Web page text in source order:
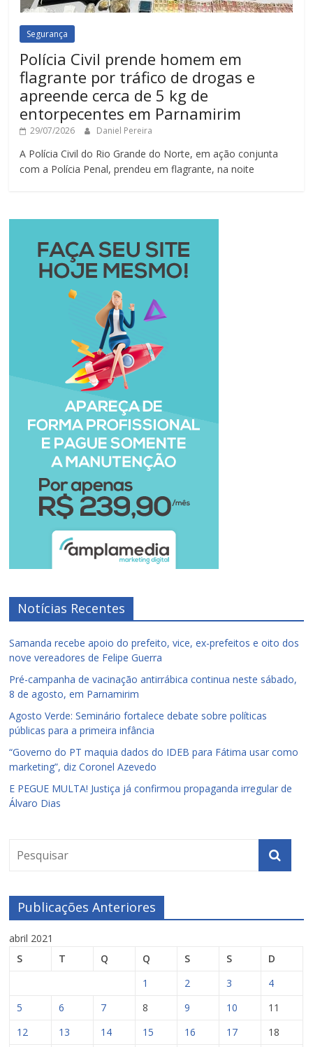
Segurança
Polícia Civil prende homem em
flagrante por tráfico de drogas e
apreende cerca de 5 kg de
entorpecentes em Parnamirim
29/07/2026 Daniel Pereira
A Polícia Civil do Rio Grande do Norte, em ação conjunta
com a Polícia Penal, prendeu em flagrante, na noite
Notícias Recentes
Samanda recebe apoio do prefeito, vice, ex-prefeitos e oito dos
nove vereadores de Felipe Guerra
Pré-campanha de vacinação antirrábica continua neste sábado,
8 de agosto, em Parnamirim
Agosto Verde: Seminário fortalece debate sobre políticas
públicas para a primeira infância
“Governo do PT maquia dados do IDEB para Fátima usar como
marketing”, diz Coronel Azevedo
E PEGUE MULTA! Justiça já confirmou propaganda irregular de
Álvaro Dias
Publicações Anteriores
abril 2021
S
T Q Q S S
D
1
2 3
4
5
6 7 8 9 10
11
12
13 14 15 16 17 18